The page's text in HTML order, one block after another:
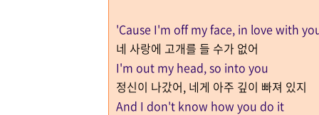
'Cause I'm off my face, in love with
네 사랑에 고개를 들 수가 없어
I'm out my head, so into you
정신이 나갔어, 네게 아주 깊이 빠져 있지
And I don't know how you do it